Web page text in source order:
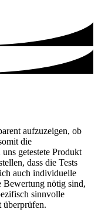
aufzuzeigen, ob
die
getestete Produkt
dass die Tests
auch individuelle
Bewertung nötig sind,
sinnvolle
überprüfen.